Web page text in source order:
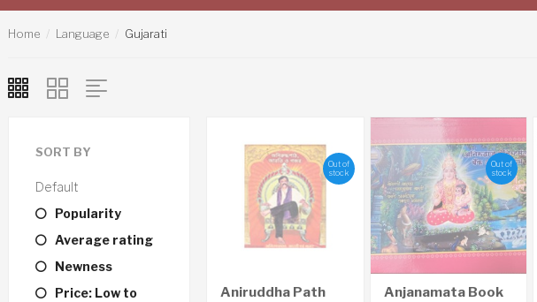
Home Language Gujarati
Out of
stock
Aniruddha Path
Out of
stock
Anjanamata Book
SORT BY
Default
Popularity
Average rating
Newness
Price: Low to